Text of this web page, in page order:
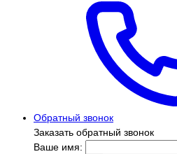
Обратный звонок
Заказать обратный звонок
Ваше имя: